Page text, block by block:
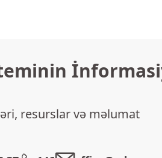
resurslar və məlumat